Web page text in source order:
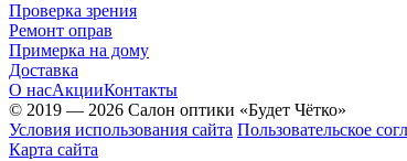
Проверка зрения
Ремонт оправ
Примерка на дому
Доставка
О насАкцииКонтакты
© 2019 — 2026 Салон оптики «Будет Чётко»
Условия использования сайта Пользовательское
Карта сайта